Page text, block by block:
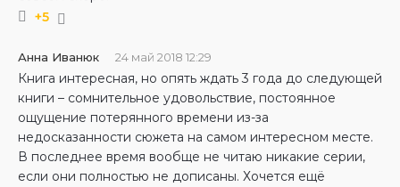
+5
Анна Иванюк 24 май 2018 12:29
Книга интересная, но опять ждать 3 года до следующей
книги – сомнительное удовольствие, постоянное
ощущение потерянного времени из-за
недосказанности сюжета на самом интересном месте.
В последнее время вообще не читаю никакие серии,
если они полностью не дописаны. Хочется ещё